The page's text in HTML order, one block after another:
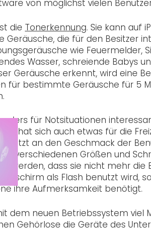
von möglichst vielen
die Tonerkennung. Sie kann auf
die für den Besitzer
wie Feuermelder,
Wasser, schreiende Babys
Geräusche erkennt, wird eine
für bestimmte Geräusche für 5
für Notsituationen
hat sich auch etwas für die
jetzt an den Geschmack der
verschiedenen Größen und
werden, dass sie nicht mehr
als Flash benutzt wird,
ihre Aufmerksamkeit benötigt.
dem neuen Betriebssystem viel
Gehörlose die Geräte des